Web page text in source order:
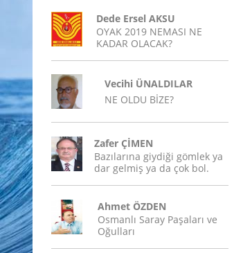
Dede Ersel AKSU
OYAK 2019 NEMASI NE
KADAR OLACAK?
Vecihi ÜNALDILAR
NE OLDU BİZE?
Zafer ÇİMEN
Bazılarına giydiği gömlek ya
dar gelmiş ya da çok bol.
Ahmet ÖZDEN
Osmanlı Saray Paşaları ve
Oğulları